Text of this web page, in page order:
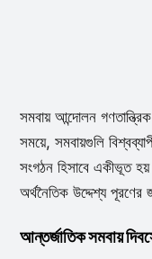
সমবায় আন্দোলন
সময়ে, সমবায়গুলি
সংগঠন হিসাবে একীভূত হয়
অর্থনৈতিক উদ্দেশ্য
আন্তর্জাতিক সমবায়